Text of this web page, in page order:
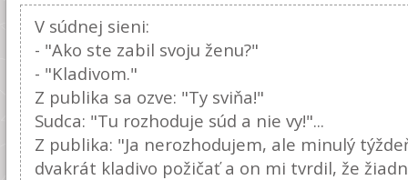
V súdnej sieni:
- "Ako ste zabil svoju ženu?"
- "Kladivom."
Z publika sa ozve: "Ty sviňa!"
Sudca: "Tu rozhoduje súd a nie vy!"...
Z publika: "Ja nerozhodujem, ale minulý
dvakrát kladivo požičať a on mi tvrdil, že